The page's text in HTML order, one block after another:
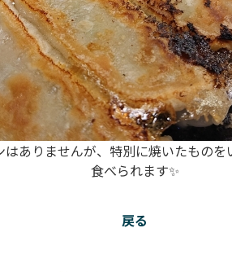
ありませんが、特別に焼いたもの
食べられます✨
戻る